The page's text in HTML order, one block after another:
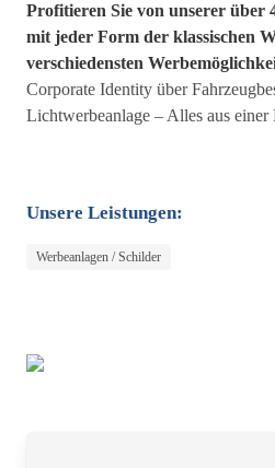
Profitieren Sie von unserer
mit jeder Form der klassischen
verschiedensten
Corporate Identity über
Lichtwerbeanlage – Alles aus einer
Unsere Leistungen:
Werbeanlagen / Schilder